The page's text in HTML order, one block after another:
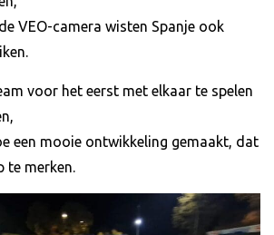
VEO-camera wisten Spanje ook
voor het eerst met elkaar te spelen
een mooie ontwikkeling gemaakt, dat
te merken.